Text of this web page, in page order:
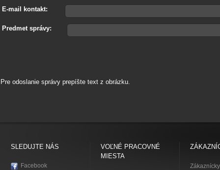
E-mail kontakt:
Predmet správy:
Pre odoslanie správy prepíšte text z obrázku.
SLEDUJTE NÁS
Facebook
VOĽNÉ PRACOVNÉ
MIESTA